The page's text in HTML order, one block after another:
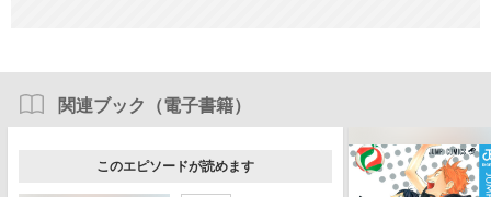
関連ブック（電子書籍）
このエピソードが読めます